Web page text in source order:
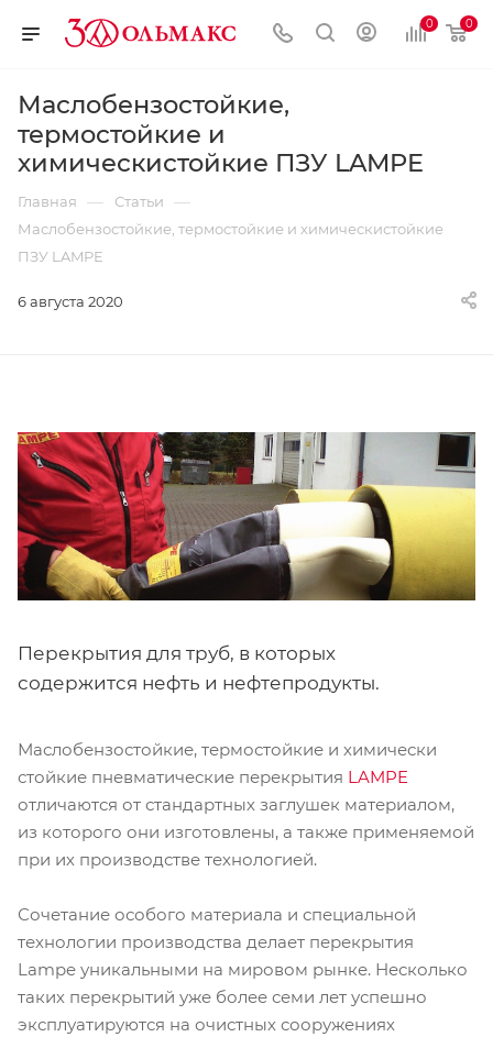
0 0
Маслобензостойкие,
термостойкие и
химическистойкие ПЗУ LAMPE
Главная — Статьи —
Маслобензостойкие, термостойкие и химическистойкие
ПЗУ LAMPE
6 августа 2020
Перекрытия для труб, в которых
содержится нефть и нефтепродукты.
Маслобензостойкие, термостойкие и химически
стойкие пневматические перекрытия LAMPE
отличаются от стандартных заглушек материалом,
из которого они изготовлены, а также применяемой
при их производстве технологией.
Сочетание особого материала и специальной
технологии производства делает перекрытия
Lampe уникальными на мировом рынке. Несколько
таких перекрытий уже более семи лет успешно
эксплуатируются на очистных сооружениях